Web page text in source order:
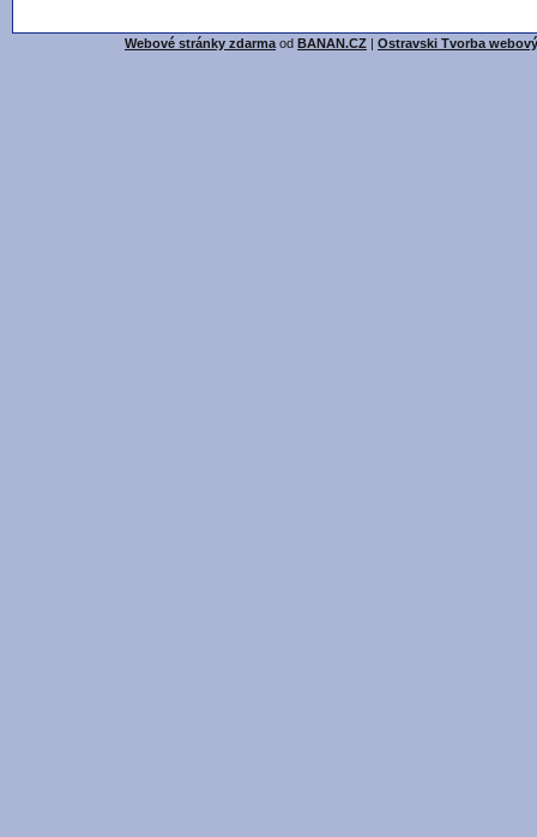
Webové stránky zdarma od BANAN.CZ | Ostravski Tvorba